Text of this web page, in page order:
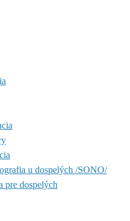
u dospelých /SONO/
pre dospelých